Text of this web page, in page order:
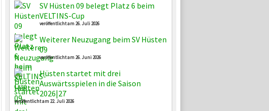
SV Hüsten 09 belegt Platz 6 beim
VELTINS-Cup
veröffentlicht am 26. Juli 2026
Weiterer Neuzugang beim SV Hüsten
09
veröffentlicht am 26. Juni 2026
Hüsten startet mit drei
Auswärtsspielen in die Saison
2026|27
veröffentlicht am 22. Juli 2026